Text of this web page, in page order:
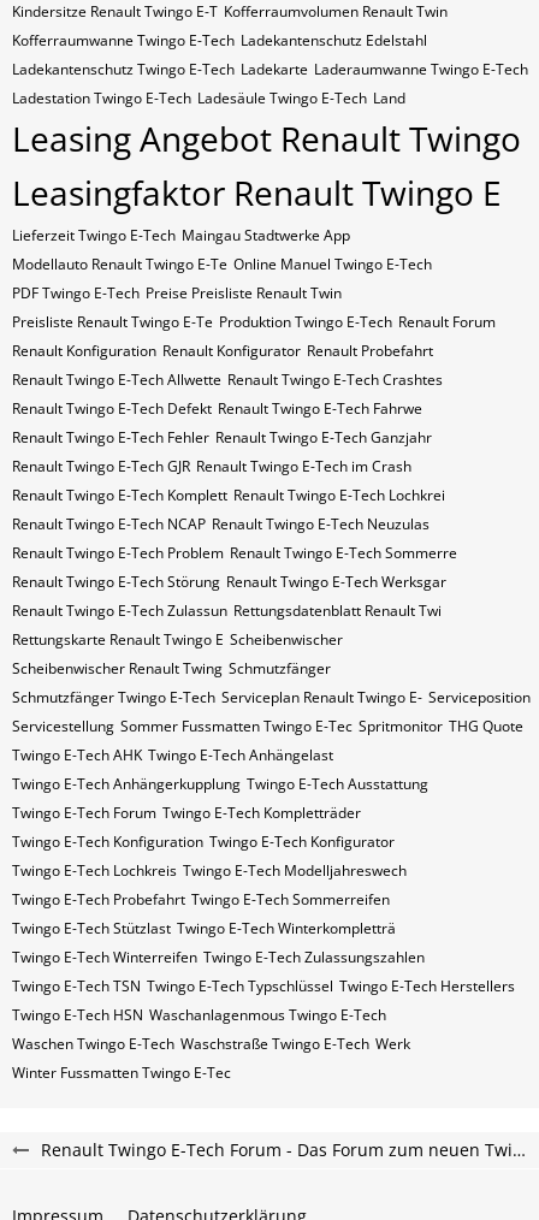
Kindersitze Renault Twingo E-T Kofferraumvolumen Renault Twin
Kofferraumwanne Twingo E-Tech Ladekantenschutz Edelstahl
Ladekantenschutz Twingo E-Tech Ladekarte Laderaumwanne Twingo E-Tech
Ladestation Twingo E-Tech Ladesäule Twingo E-Tech Land
Leasing Angebot Renault Twingo
Leasingfaktor Renault Twingo E
Lieferzeit Twingo E-Tech Maingau Stadtwerke App
Modellauto Renault Twingo E-Te Online Manuel Twingo E-Tech
PDF Twingo E-Tech Preise Preisliste Renault Twin
Preisliste Renault Twingo E-Te Produktion Twingo E-Tech Renault Forum
Renault Konfiguration Renault Konfigurator Renault Probefahrt
Renault Twingo E-Tech Allwette Renault Twingo E-Tech Crashtes
Renault Twingo E-Tech Defekt Renault Twingo E-Tech Fahrwe
Renault Twingo E-Tech Fehler Renault Twingo E-Tech Ganzjahr
Renault Twingo E-Tech GJR Renault Twingo E-Tech im Crash
Renault Twingo E-Tech Komplett Renault Twingo E-Tech Lochkrei
Renault Twingo E-Tech NCAP Renault Twingo E-Tech Neuzulas
Renault Twingo E-Tech Problem Renault Twingo E-Tech Sommerre
Renault Twingo E-Tech Störung Renault Twingo E-Tech Werksgar
Renault Twingo E-Tech Zulassun Rettungsdatenblatt Renault Twi
Rettungskarte Renault Twingo E Scheibenwischer
Scheibenwischer Renault​ Twing Schmutzfänger
Schmutzfänger Twingo E-Tech Serviceplan Renault Twingo E- Serviceposition
Servicestellung Sommer Fussmatten Twingo E-Tec Spritmonitor THG Quote
Twingo E-Tech AHK Twingo E-Tech Anhängelast
Twingo E-Tech Anhängerkupplung Twingo E-Tech Ausstattung
Twingo E-Tech Forum Twingo E-Tech Kompletträder
Twingo E-Tech Konfiguration Twingo E-Tech Konfigurator
Twingo E-Tech Lochkreis Twingo E-Tech Modelljahreswech
Twingo E-Tech Probefahrt Twingo E-Tech Sommerreifen
Twingo E-Tech Stützlast Twingo E-Tech Winterkompletträ
Twingo E-Tech Winterreifen Twingo E-Tech Zulassungszahlen
Twingo E-Tech​​​​ TSN Twingo E-Tech​​​​ Typschlüssel Twingo E-Tech​​​​​ Herstellers
Twingo E-Tech​​​​​ HSN Waschanlagenmous Twingo E-Tech
Waschen Twingo E-Tech Waschstraße Twingo E-Tech Werk
Winter Fussmatten Twingo E-Tec
Renault Twingo E-Tech Forum - Das Forum zum neuen Twingo ab 2025